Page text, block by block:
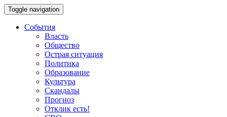
Toggle navigation
События
Власть
Общество
Острая ситуация
Политика
Образование
Культура
Скандалы
Прогноз
Отклик есть!